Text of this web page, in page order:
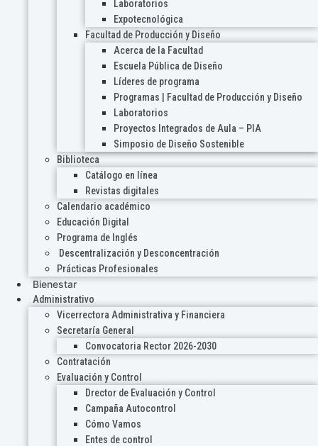
Laboratorios
Expotecnológica
Facultad de Producción y Diseño
Acerca de la Facultad
Escuela Pública de Diseño
Líderes de programa
Programas | Facultad de Producción y Diseño
Laboratorios
Proyectos Integrados de Aula – PIA
Simposio de Diseño Sostenible
Biblioteca
Catálogo en línea
Revistas digitales
Calendario académico
Educación Digital
Programa de Inglés
Descentralización y Desconcentración
Prácticas Profesionales
Bienestar
Administrativo
Vicerrectora Administrativa y Financiera
Secretaría General
Convocatoria Rector 2026-2030
Contratación
Evaluación y Control
Drector de Evaluación y Control
Campaña Autocontrol
Cómo Vamos
Entes de control